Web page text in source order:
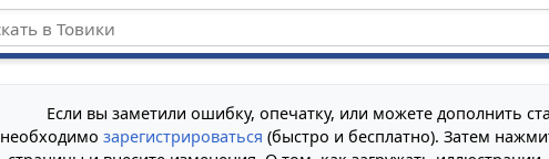
Если вы заметили ошибку, опечатку, или можете дополнить
необходимозарегистрироваться (быстро и бесплатно). Затем